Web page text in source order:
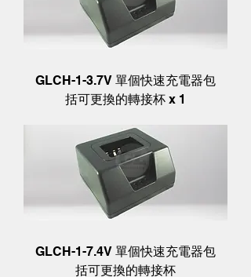
GLCH-1-3.7V 單個快速充電器包
括可更換的轉接杯 x 1
GLCH-1-7.4V 單個快速充電器包
括可更換的轉接杯